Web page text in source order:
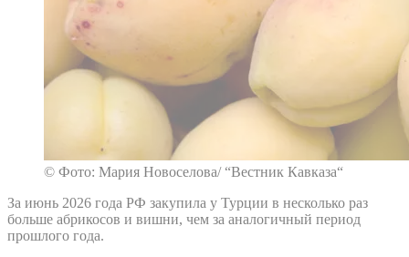
© Фото: Мария Новоселова/ “Вестник Кавказа“
За июнь 2026 года РФ закупила у Турции в несколько раз
больше абрикосов и вишни, чем за аналогичный период
прошлого года.